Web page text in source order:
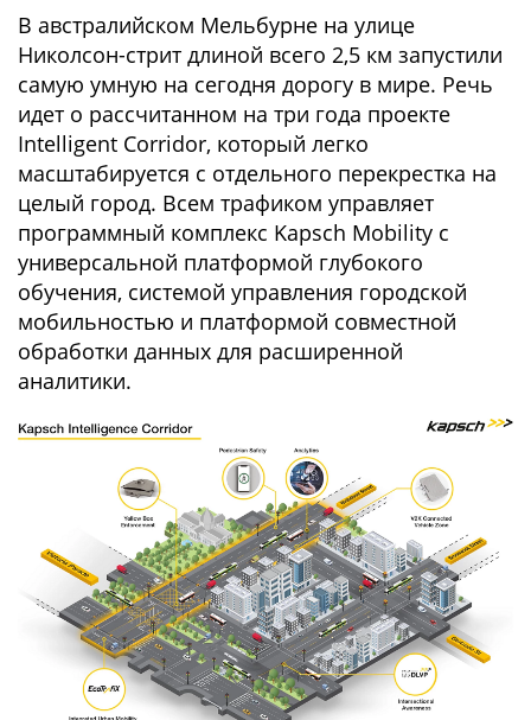
В австралийском Мельбурне на улице
Николсон-стрит длиной всего 2,5 км запустили
самую умную на сегодня дорогу в мире. Речь
идет о рассчитанном на три года проекте
Intelligent Corridor, который легко
масштабируется с отдельного перекрестка на
целый город. Всем трафиком управляет
программный комплекс Kapsch Mobility с
универсальной платформой глубокого
обучения, системой управления городской
мобильностью и платформой совместной
обработки данных для расширенной
аналитики.